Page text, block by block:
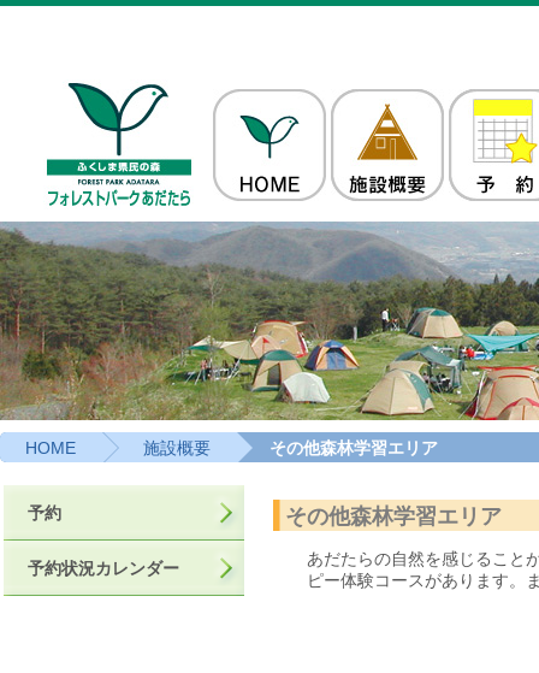
HOME 施設概要 その他森林学習エリア
予約
予約状況カレンダー
その他森林学習エリア
あだたらの自然を感じること
ピー体験コースがあります。